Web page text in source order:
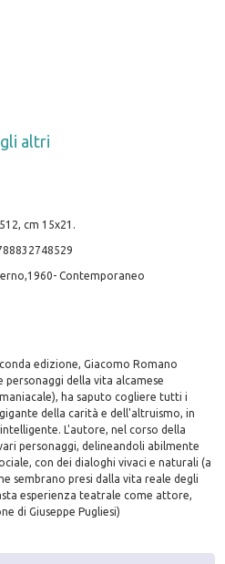
altri
cm 15x21.
Contemporaneo
edizione, Giacomo Romano
personaggi della vita alcamese
ha saputo cogliere tutti i
della carità e dell'altruismo, in
L'autore, nel corso della
personaggi, delineandoli abilmente
con dei dialoghi vivaci e naturali (a
sembrano presi dalla vita reale degli
esperienza teatrale come attore,
di Giuseppe Pugliesi)